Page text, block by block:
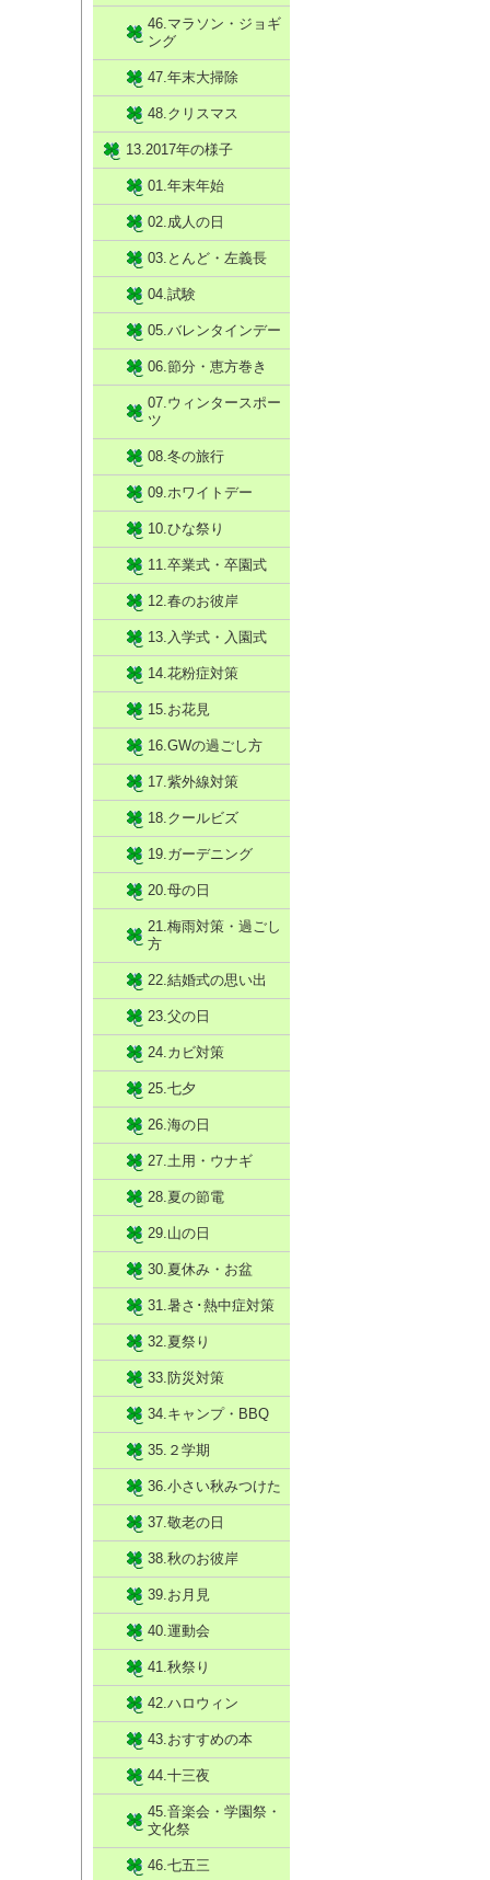
46.マラソン・ジョギ
ング
47.年末大掃除
48.クリスマス
13.2017年の様子
01.年末年始
02.成人の日
03.とんど・左義長
04.試験
05.バレンタインデー
06.節分・恵方巻き
07.ウィンタースポー
ツ
08.冬の旅行
09.ホワイトデー
10.ひな祭り
11.卒業式・卒園式
12.春のお彼岸
13.入学式・入園式
14.花粉症対策
15.お花見
16.GWの過ごし方
17.紫外線対策
18.クールビズ
19.ガーデニング
20.母の日
21.梅雨対策・過ごし
方
22.結婚式の思い出
23.父の日
24.カビ対策
25.七夕
26.海の日
27.土用・ウナギ
28.夏の節電
29.山の日
30.夏休み・お盆
31.暑さ･熱中症対策
32.夏祭り
33.防災対策
34.キャンプ・BBQ
35.２学期
36.小さい秋みつけた
37.敬老の日
38.秋のお彼岸
39.お月見
40.運動会
41.秋祭り
42.ハロウィン
43.おすすめの本
44.十三夜
45.音楽会・学園祭・
文化祭
46.七五三